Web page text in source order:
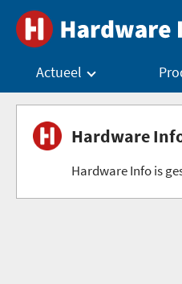
Actueel
Hardware
Hardware Info is